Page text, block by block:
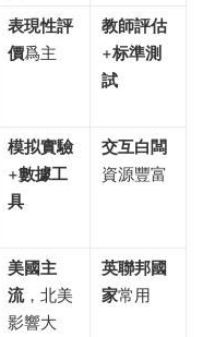
表現性評
價爲主
教師評估
+标準測
試
模拟實驗
+數據工
具
交互白闆
資源豐富
美國主
流，北美
影響大
英聯邦國
家常用